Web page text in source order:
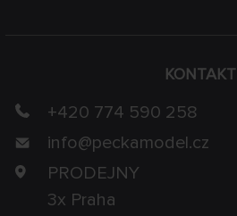
KONTAKT
+420 774 590 258
info@peckamodel.cz
PRODEJNY
3x Praha